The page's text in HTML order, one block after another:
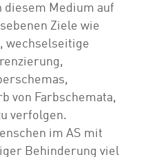
diesem Medium auf
Ziele wie
wechselseitige
von Farbschemata,
verfolgen.
im AS mit
Behinderung viel